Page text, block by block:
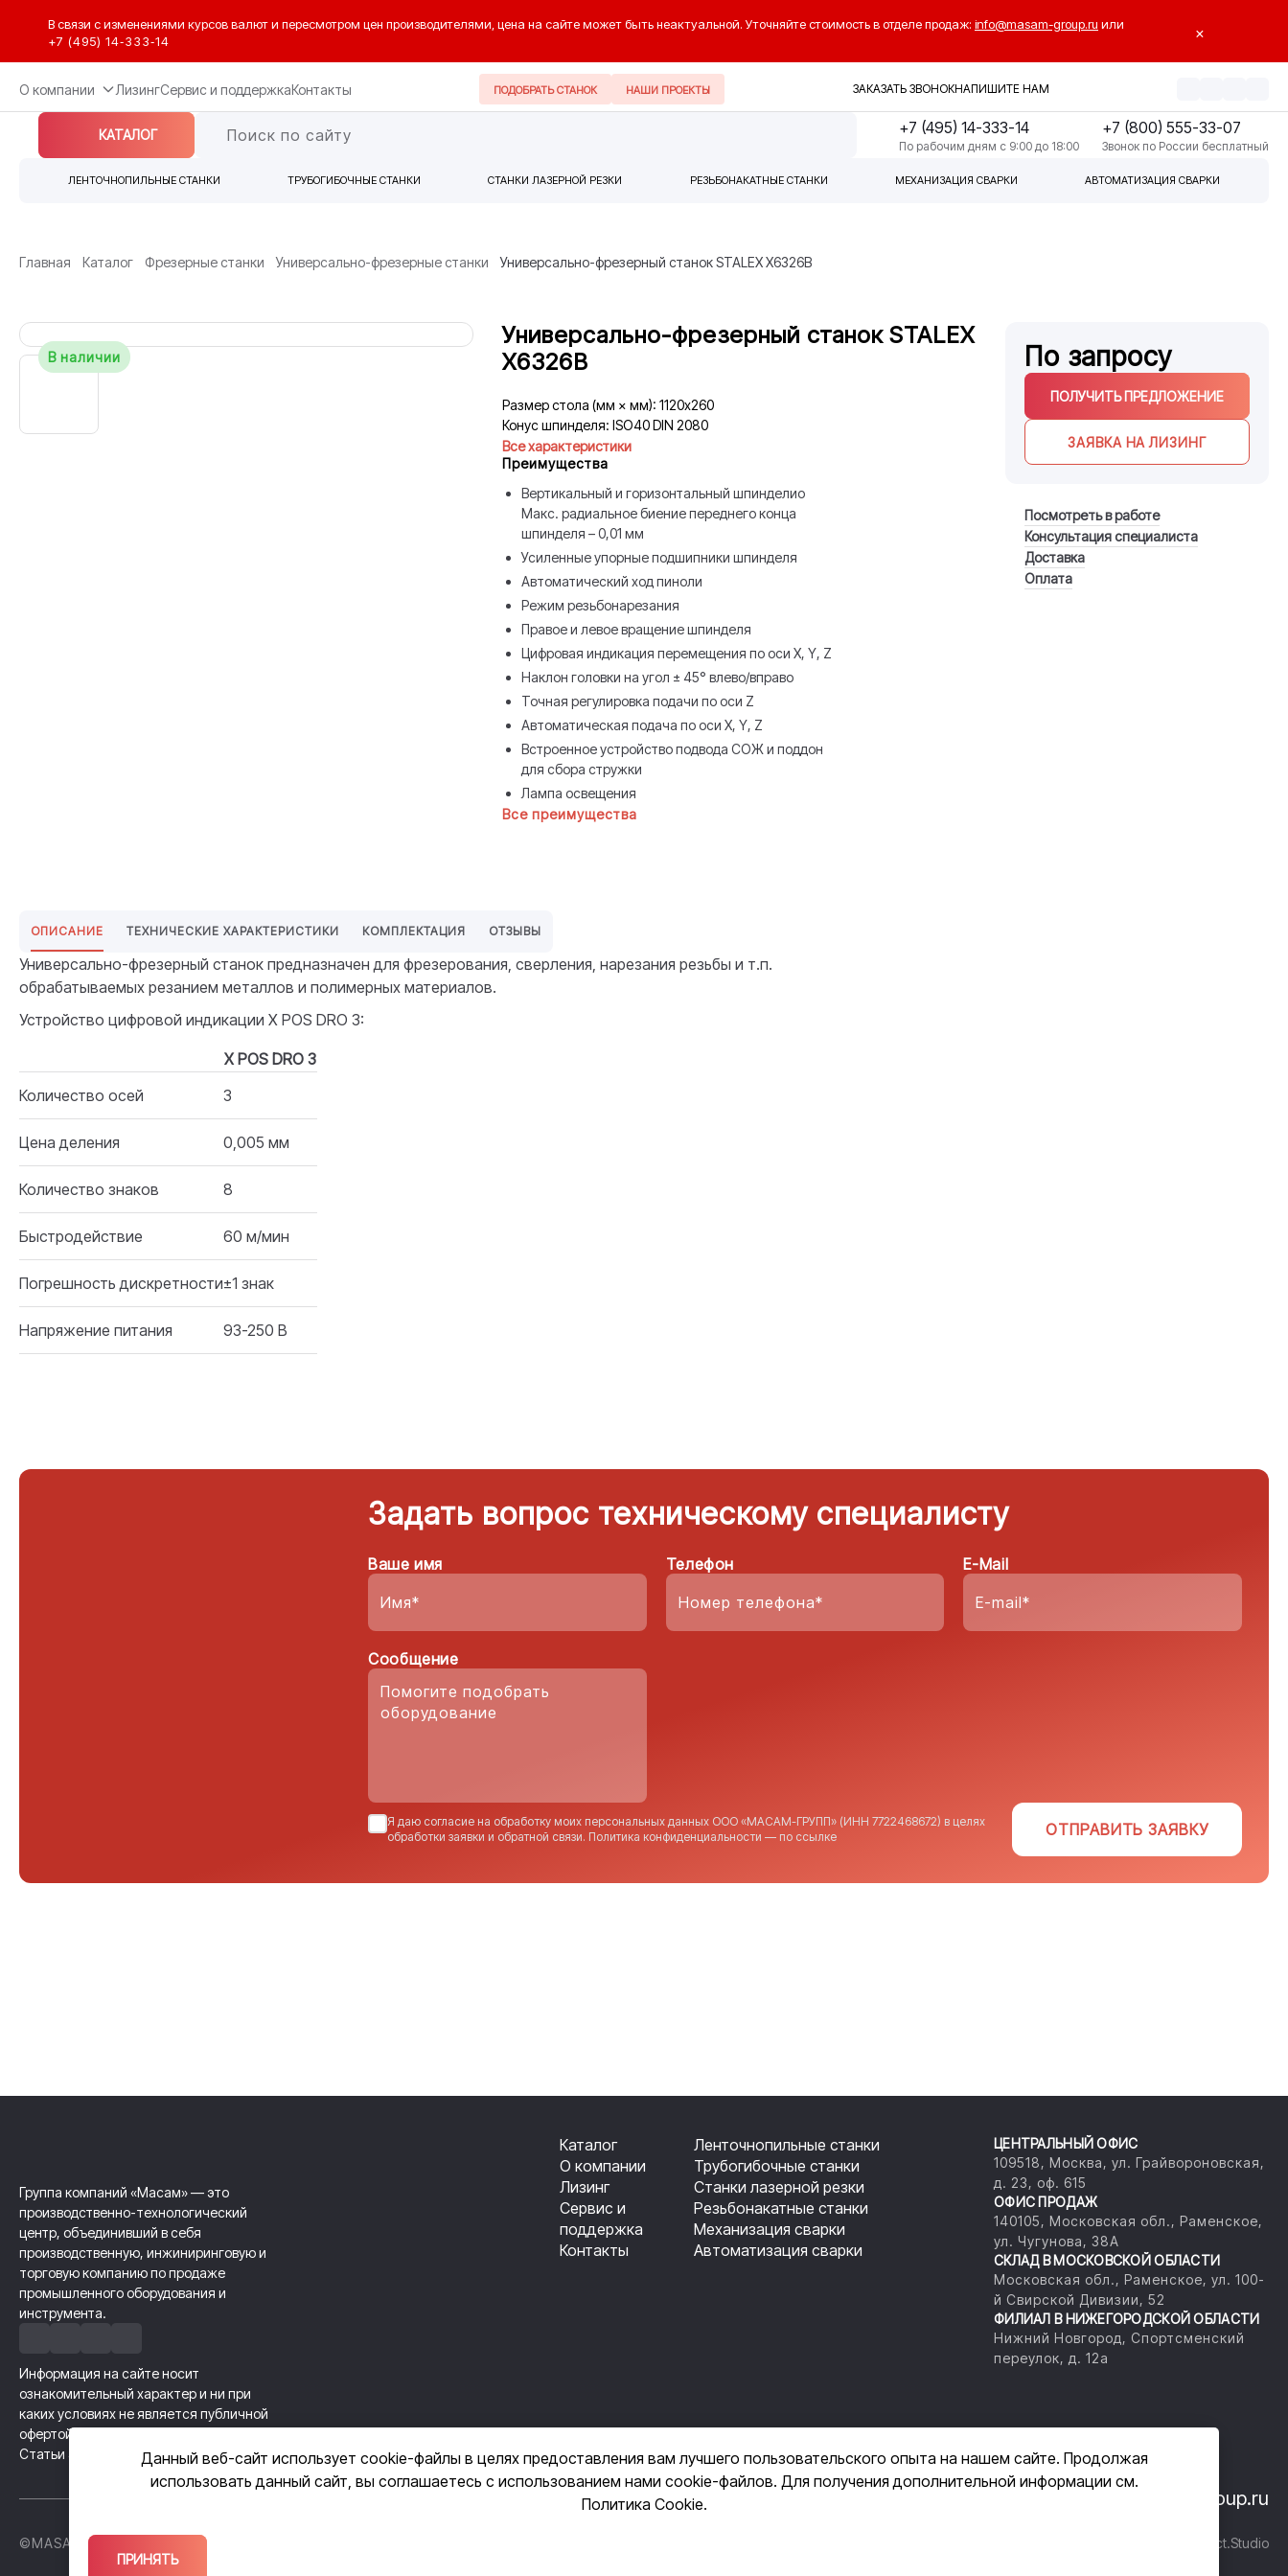
В связи с изменениями курсов валют и пересмотром цен производителями, цена на сайте может быть неактуальной. Уточняйте стоимость в отделе продаж: info@masam-group.ru или
+7 (495) 14‑333‑14
×
О компании ЛизингСервис и поддержкаКонтакты ПОДОБРАТЬ СТАНОК НАШИ ПРОЕКТЫ ЗАКАЗАТЬ ЗВОНОКНАПИШИТЕ НАМ
КАТАЛОГ +7 (495) 14-333-14
По рабочим дням с 9:00 до 18:00
+7 (800) 555-33-07
Звонок по России бесплатный
ЛЕНТОЧНОПИЛЬНЫЕ СТАНКИ ТРУБОГИБОЧНЫЕ СТАНКИ СТАНКИ ЛАЗЕРНОЙ РЕЗКИ РЕЗЬБОНАКАТНЫЕ СТАНКИ МЕХАНИЗАЦИЯ СВАРКИ АВТОМАТИЗАЦИЯ СВАРКИ
Главная Каталог Фрезерные станки Универсально-фрезерные станки Универсально-фрезерный станок STALEX X6326B
В наличии
Универсально-фрезерный станок STALEX
X6326B
По запросу
ПОЛУЧИТЬ ПРЕДЛОЖЕНИЕ
ЗАЯВКА НА ЛИЗИНГ
Посмотреть в работе
Консультация специалиста
Доставка
Оплата
Размер стола (мм × мм): 1120х260
Конус шпинделя: ISO40 DIN 2080
Все характеристики
Преимущества
Вертикальный и горизонтальный шпинделиo
Макс. радиальное биение переднего конца
шпинделя – 0,01 мм
Усиленные упорные подшипники шпинделя
Автоматический ход пиноли
Режим резьбонарезания
Правое и левое вращение шпинделя
Цифровая индикация перемещения по оси X, Y, Z
Наклон головки на угол ± 45° влево/вправо
Точная регулировка подачи по оси Z
Автоматическая подача по оси X, Y, Z
Встроенное устройство подвода СОЖ и поддон
для сбора стружки
Лампа освещения
Все преимущества
ОПИСАНИЕ ТЕХНИЧЕСКИЕ ХАРАКТЕРИСТИКИ КОМПЛЕКТАЦИЯ ОТЗЫВЫ
Универсально-фрезерный станок предназначен для фрезерования, сверления, нарезания резьбы и т.п.
обрабатываемых резанием металлов и полимерных материалов.
Устройство цифровой индикации X POS DRO 3:
X POS DRO 3
Количество осей
3
Цена деления 0,005 мм
Количество знаков 8
Быстродействие 60 м/мин
Погрешность дискретности±1 знак
Напряжение питания 93-250 В
Задать вопрос техническому специалисту
Ваше имя Телефон E-Mail
Сообщение
ОТПРАВИТЬ ЗАЯВКУ
Я даю согласие на обработку моих персональных данных ООО «МАСАМ-ГРУПП» (ИНН 7722468672) в целях
обработки заявки и обратной связи. Политика конфиденциальности — по ссылке
Каталог
О компании
Лизинг
Сервис и
поддержка
Контакты
Ленточнопильные станки
Трубогибочные станки
Станки лазерной резки
Резьбонакатные станки
Механизация сварки
Автоматизация сварки
ЦЕНТРАЛЬНЫЙ ОФИС
109518, Москва, ул. Грайвороновская,
д. 23, оф. 615
ОФИС ПРОДАЖ
140105, Московская обл., Раменское,
ул. Чугунова, 38А
СКЛАД В МОСКОВСКОЙ ОБЛАСТИ
Московская обл., Раменское, ул. 100-
й Свирской Дивизии, 52
ФИЛИАЛ В НИЖЕГОРОДСКОЙ ОБЛАСТИ
Нижний Новгород, Спортсменский
переулок, д. 12а
info@masam-group.ru
Группа компаний «Масам» — это
производственно-технологический
центр, объединивший в себя
производственную, инжиниринговую и
торговую компанию по продаже
промышленного оборудования и
инструмента.
Информация на сайте носит
ознакомительный характер и ни при
каких условиях не является публичной
офертой, определяемой положениями
Статьи 437 Гражданского кодекса РФ.
©MASAM GROUP, 2026 Di-Project.Studio
Данный веб-сайт использует cookie-файлы в целях предоставления вам лучшего пользовательского опыта на нашем сайте. Продолжая
использовать данный сайт, вы соглашаетесь с использованием нами cookie-файлов. Для получения дополнительной информации см.
Политика Cookie.
ПРИНЯТЬ